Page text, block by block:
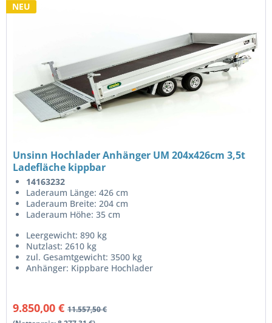
NEU
Unsinn Hochlader Anhänger UM 204x426cm 3,5t
Ladefläche kippbar
14163232
Laderaum Länge: 426 cm
Laderaum Breite: 204 cm
Laderaum Höhe: 35 cm
Leergewicht: 890 kg
Nutzlast: 2610 kg
zul. Gesamtgewicht: 3500 kg
Anhänger: Kippbare Hochlader
9.850,00 € 11.557,50 €